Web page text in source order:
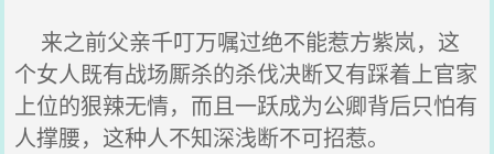
来之前父亲千叮万嘱过绝不能惹方紫岚，这
个女人既有战场厮杀的杀伐决断又有踩着上官家
上位的狠辣无情，而且一跃成为公卿背后只怕有
人撑腰，这种人不知深浅断不可招惹。